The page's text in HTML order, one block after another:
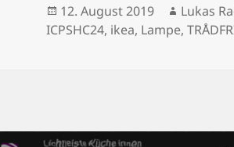
Veröffentlicht
am
12. August 2019 Autor
Lukas
ICPSHC24, ikea, Lampe,